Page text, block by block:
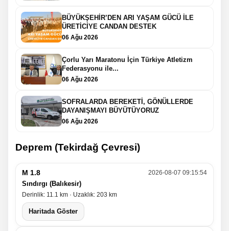
BÜYÜKŞEHİR’DEN ARI YAŞAM GÜCÜ İLE
ÜRETİCİYE CANDAN DESTEK
06 Ağu 2026
Çorlu Yarı Maratonu İçin Türkiye Atletizm
Federasyonu ile...
06 Ağu 2026
SOFRALARDA BEREKETİ, GÖNÜLLERDE
DAYANIŞMAYI BÜYÜTÜYORUZ
06 Ağu 2026
Deprem (Tekirdağ Çevresi)
M 1.8 2026-08-07 09:15:54
Sındırgı (Balıkesir)
Derinlik: 11.1 km · Uzaklık: 203 km
Haritada Göster